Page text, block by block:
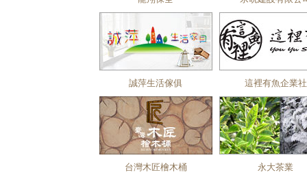
誠萍生活傢俱 這裡有魚企業社
台灣木匠檜木桶 永大茶業